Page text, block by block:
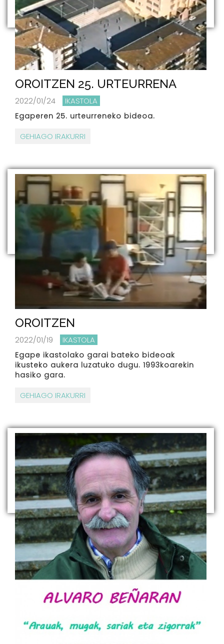
OROITZEN 25. URTEURRENA
2022/01/24 IKASTOLA
Egaperen 25. urteurreneko bideoa.
GEHIAGO IRAKURRI
OROITZEN
2022/01/19 IKASTOLA
Egape ikastolako garai bateko bideoak
ikusteko aukera luzatuko dugu. 1993koarekin
hasiko gara.
GEHIAGO IRAKURRI